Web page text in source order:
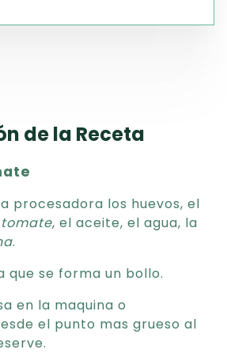
de la Receta
procesadora los huevos, el
tomate, el aceite, el agua, la
.
que se forma un bollo.
en la maquina o
el punto mas grueso al